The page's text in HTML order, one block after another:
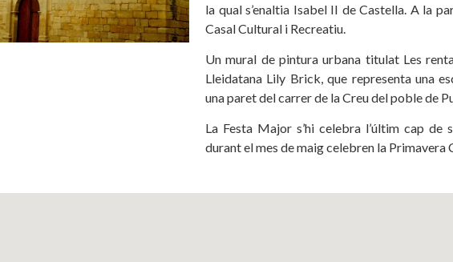
la qual s’enaltia Isabel II de Castella. A la
Casal Cultural i Recreatiu.
Un mural de pintura urbana titulat Les
Lleidatana Lily Brick, que representa una
una paret del carrer de la Creu del poble de
La Festa Major s’hi celebra l’últim cap de
durant el mes de maig celebren la Primavera